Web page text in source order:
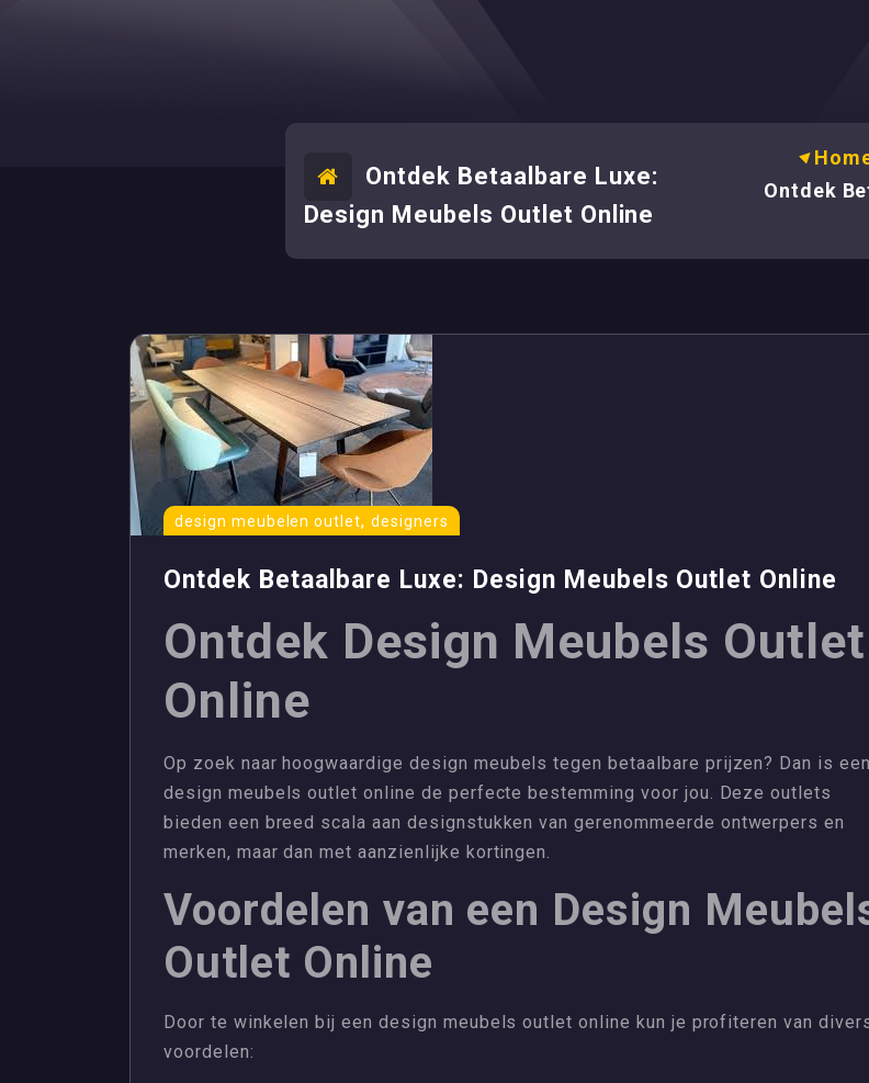
Ontdek Betaalbare Luxe:
Design Meubels Outlet Online
Ontdek
design meubelen outlet,designers
Ontdek Betaalbare Luxe: Design Meubels Outlet Online
Ontdek Design Meubels Outlet
Online
Op zoek naar hoogwaardige design meubels tegen betaalbare prijzen? Dan is een
design meubels outlet online de perfecte bestemming voor jou. Deze outlets
bieden een breed scala aan designstukken van gerenommeerde ontwerpers en
merken, maar dan met aanzienlijke kortingen.
Voordelen van een Design
Outlet Online
Door te winkelen bij een design meubels outlet online kun je profiteren van
voordelen: